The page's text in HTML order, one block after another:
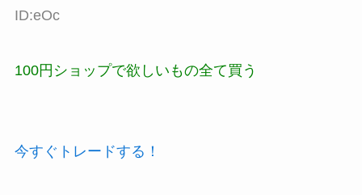
ID:eOc
100円ショップで欲しいもの全て買う
今すぐトレードする！